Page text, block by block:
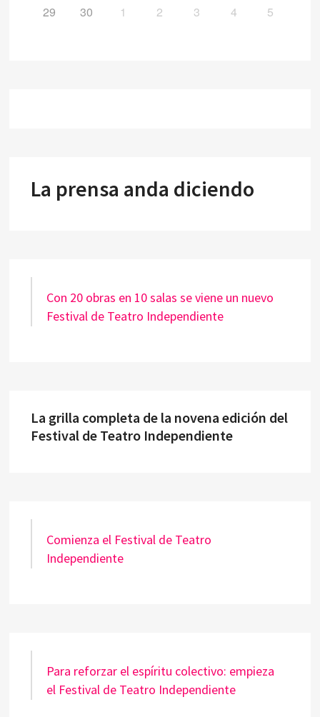
29 30 1 2 3 4 5
La prensa anda diciendo
Con 20 obras en 10 salas se viene un nuevo
Festival de Teatro Independiente
La grilla completa de la novena edición del
Festival de Teatro Independiente
Comienza el Festival de Teatro
Independiente
Para reforzar el espíritu colectivo: empieza
el Festival de Teatro Independiente